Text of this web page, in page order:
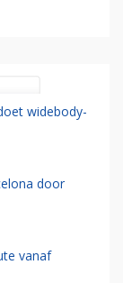
widebody-
door
vanaf